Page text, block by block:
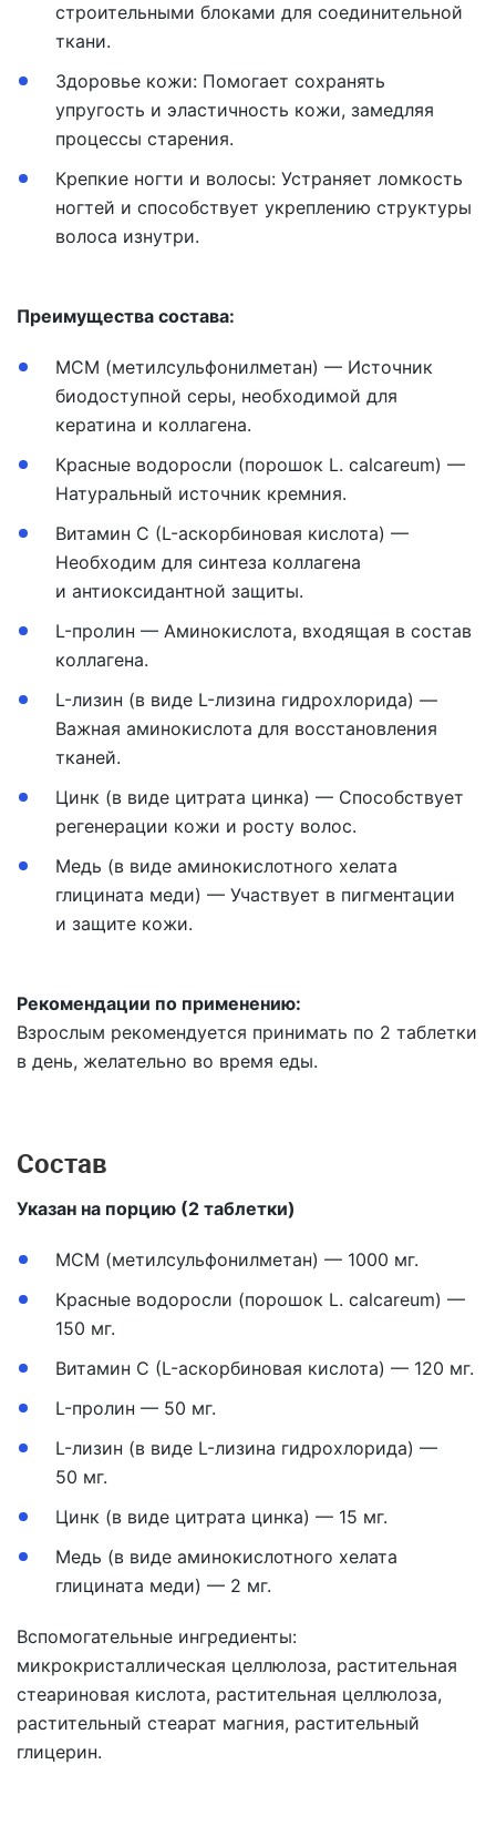
строительными блоками для соединительной
ткани.
Здоровье кожи: Помогает сохранять
упругость и эластичность кожи, замедляя
процессы старения.
Крепкие ногти и волосы: Устраняет ломкость
ногтей и способствует укреплению структуры
волоса изнутри.
Преимущества состава:
МСМ (метилсульфонилметан) — Источник
биодоступной серы, необходимой для
кератина и коллагена.
Красные водоросли (порошок L. calcareum) —
Натуральный источник кремния.
Витамин С (L-аскорбиновая кислота) —
Необходим для синтеза коллагена
и антиоксидантной защиты.
L-пролин — Аминокислота, входящая в состав
коллагена.
L-лизин (в виде L-лизина гидрохлорида) —
Важная аминокислота для восстановления
тканей.
Цинк (в виде цитрата цинка) — Способствует
регенерации кожи и росту волос.
Медь (в виде аминокислотного хелата
глицината меди) — Участвует в пигментации
и защите кожи.
Рекомендации по применению:
Взрослым рекомендуется принимать по 2 таблетки
в день, желательно во время еды.
Состав
Указан на порцию (2 таблетки)
МСМ (метилсульфонилметан) — 1000 мг.
Красные водоросли (порошок L. calcareum) —
150 мг.
Витамин С (L-аскорбиновая кислота) — 120 мг.
L-пролин — 50 мг.
L-лизин (в виде L-лизина гидрохлорида) —
50 мг.
Цинк (в виде цитрата цинка) — 15 мг.
Медь (в виде аминокислотного хелата
глицината меди) — 2 мг.
Вспомогательные ингредиенты:
микрокристаллическая целлюлоза, растительная
стеариновая кислота, растительная целлюлоза,
растительный стеарат магния, растительный
глицерин.